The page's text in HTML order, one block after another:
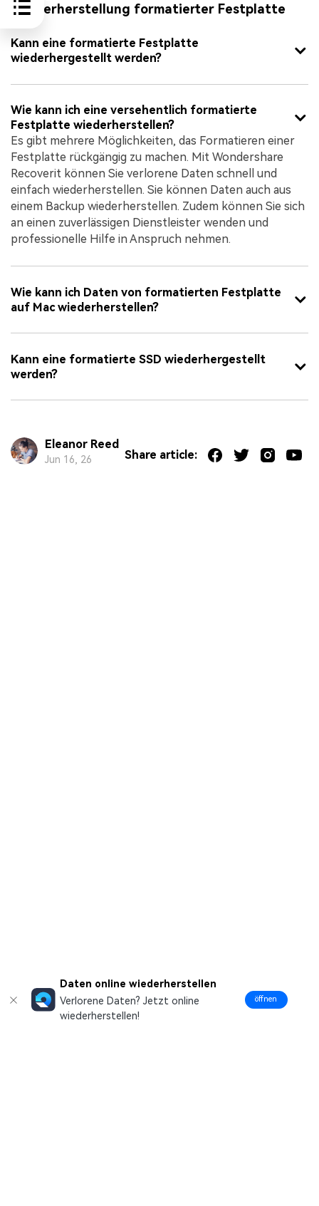
Wiederherstellung formatierter Festplatte
Kann eine formatierte Festplatte
wiederhergestellt werden?
Wie kann ich eine versehentlich formatierte
Festplatte wiederherstellen?
Es gibt mehrere Möglichkeiten, das Formatieren einer
Festplatte rückgängig zu machen. Mit Wondershare
Recoverit können Sie verlorene Daten schnell und
einfach wiederherstellen. Sie können Daten auch aus
einem Backup wiederherstellen. Zudem können Sie sich
an einen zuverlässigen Dienstleister wenden und
professionelle Hilfe in Anspruch nehmen.
Wie kann ich Daten von formatierten Festplatte
auf Mac wiederherstellen?
Kann eine formatierte SSD wiederhergestellt
werden?
Eleanor Reed
Jun 16, 26 Share article:
Daten online wiederherstellen
Verlorene Daten? Jetzt online
wiederherstellen!
öffnen